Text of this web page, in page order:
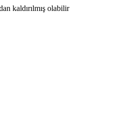
kaldırılmış olabilir